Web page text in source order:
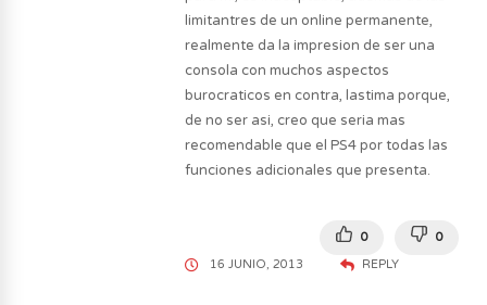
limitantres de un online permanente,
realmente da la impresion de ser una
consola con muchos aspectos
burocraticos en contra, lastima porque,
de no ser asi, creo que seria mas
recomendable que el PS4 por todas las
funciones adicionales que presenta.
0
0
16 JUNIO, 2013
REPLY